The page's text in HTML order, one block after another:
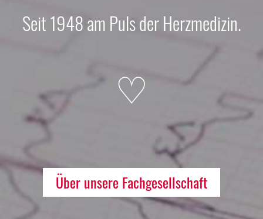
Seit 1948 am Puls der Herzmedizin.
♡
Über unsere Fachgesellschaft